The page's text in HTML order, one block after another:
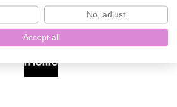
t
a
g
r
a
m
T
o
k
t
s
p
p
No, adjust
Accept all